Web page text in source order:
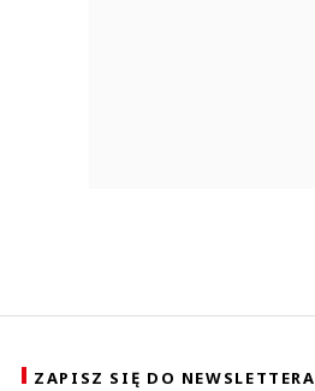
ZAPISZ SIĘ DO NEWSLETTERA